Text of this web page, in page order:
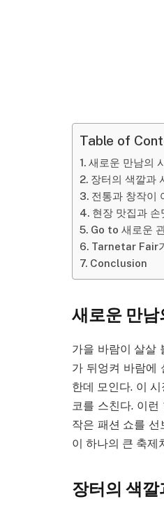
Table of
새로운 만남의
장터의 색깔과
전통과 창작이
현장 맛집과
Go to 새로운
Tarnetar Fair
Conclusion
새로운 만
가을 바람이 살살
가 뒤엉켜 바람에
한데 모인다. 이
코를 스친다. 이
작은 패션 쇼를 선
이 하나의 큰 축제
장터의 색